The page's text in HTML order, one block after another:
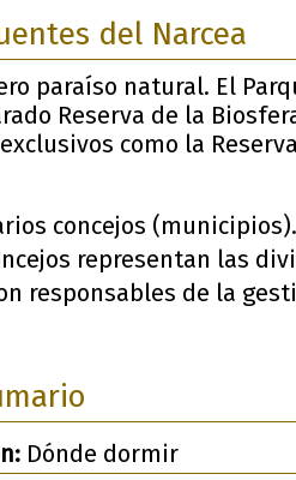
del Narcea
paraíso natural. El
Reserva de la
como la
concejos
representan las
responsables de la
Dónde dormir